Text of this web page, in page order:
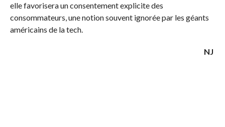
elle favorisera un consentement explicite des
consommateurs, une notion souvent ignorée par les géants
américains de la tech.
NJ